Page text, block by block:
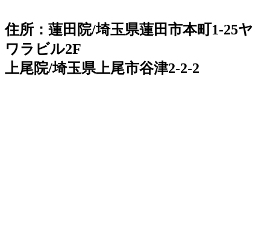
住所：蓮田院/埼玉県蓮田市本町1-25ヤ
ワラビル2F
上尾院/埼玉県上尾市谷津2-2-2